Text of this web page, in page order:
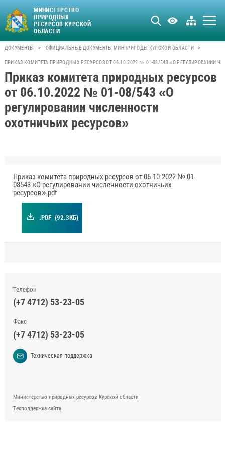
МИНИСТЕРСТВО
ПРИРОДНЫХ
РЕСУРСОВ КУРСКОЙ
ОБЛАСТИ
ДОКУМЕНТЫ > ОФИЦИАЛЬНЫЕ ДОКУМЕНТЫ МИНПРИРОДЫ КУРСКОЙ ОБЛАСТИ >
ПРИКАЗ КОМИТЕТА ПРИРОДНЫХ РЕСУРСОВ ОТ 06.10.2022 № 01-08/543 «О РЕГУЛИРОВАНИИ
Приказ комитета природных ресурсов
от 06.10.2022 № 01-08/543 «О
регулировании численности
охотничьих ресурсов»
Приказ комитета природных ресурсов от 06.10.2022 № 01-
08543 «О регулировании численности охотничьих
ресурсов».pdf
.PDF (92.3КБ)
Телефон
(+7 4712) 53-23-05
Факс
(+7 4712) 53-23-05
Техническая поддержка
Министерство природных ресурсов Курской области
Техподдержка сайта